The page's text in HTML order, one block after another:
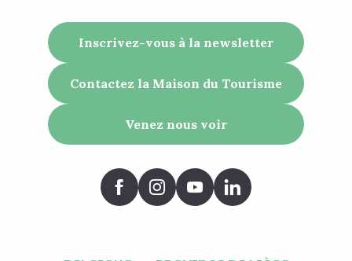
Inscrivez-vous à la newsletter
Contactez la Maison du Tourisme
Venez nous voir